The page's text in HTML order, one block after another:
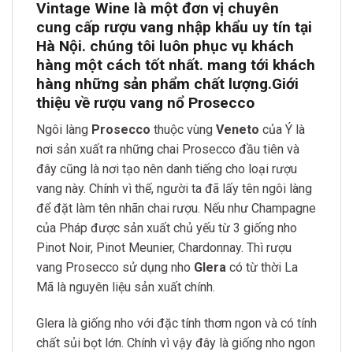
Vintage Wine là một đơn vị chuyên
cung cấp rượu vang nhập khẩu uy tín tại
Hà Nội. chúng tôi luôn phục vụ khách
hàng một cách tốt nhất. mang tới khách
hàng những sản phẩm chất lượng.Giới
thiệu về rượu vang nổ Prosecco
Ngôi làng Prosecco thuộc vùng Veneto của Ý là
nơi sản xuất ra những chai Prosecco đầu tiên và
đây cũng là nơi tạo nên danh tiếng cho loại rượu
vang này. Chính vì thế, người ta đã lấy tên ngôi làng
để đặt làm tên nhãn chai rượu. Nếu như Champagne
của Pháp được sản xuất chủ yếu từ 3 giống nho
Pinot Noir, Pinot Meunier, Chardonnay. Thì rượu
vang Prosecco sử dụng nho Glera có từ thời La
Mã là nguyên liệu sản xuất chính.
Glera là giống nho với đặc tính thơm ngon và có tính
chất sủi bọt lớn. Chính vì vậy đây là giống nho ngon